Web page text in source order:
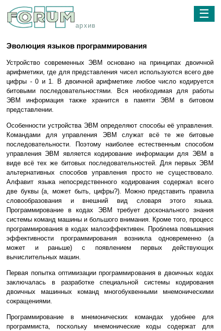
архив
☰
Эволюция языков программирования
Устройство современных ЭВМ основано на принципах двоичной
арифметики, где для представления чисел используются всего две
цифры - 0 и 1. В двоичной арифметике любое число кодируется
битовыми последовательностями. Вся необходимая для работы
ЭВМ информация также хранится в памяти ЭВМ в битовом
представлении.
Особенности устройства ЭВМ определяют способы её управления.
Командами для управления ЭВМ служат всё те же битовые
последовательности. Поэтому наиболее естественным способом
управления ЭВМ является кодирование информации для ЭВМ в
виде всё тех же битовых последовательностей. Для первых ЭВМ
альтернативных способов управления просто не существовало.
Алфавит языка непосредственного кодирования содержал всего
две буквы (а, может быть, цифры?). Можно представить правила
словообразования и внешний вид словаря этого языка.
Программирование в кодах ЭВМ требует досконального знания
системы команд машины и большого внимания. Кроме того, процесс
программирования в кодах малоэффективен. Проблема повышения
эффективности программирования возникла одновременно (а
может и раньше) с появлением первых действующих
вычислительных машин.
Первая попытка оптимизации программирования в двоичных кодах
заключалась в разработке специальной системы кодирования
двоичных машинных команд многобуквенными мнемоническими
сокращениями.
Программирование в мнемонических командах удобнее для
программиста, поскольку мнемонические коды содержат для